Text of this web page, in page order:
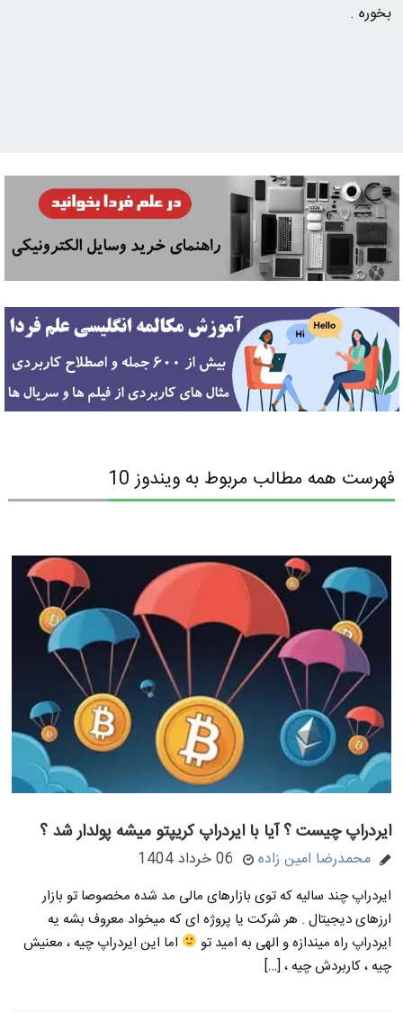
بخوره .
فهرست همه مطالب مربوط به ویندوز 10
ایردراپ چیست ؟ آیا با ایردراپ کریپتو میشه پولدار شد ؟
محمدرضا امین زاده 06 خرداد 1404
ایردراپ چند سالیه که توی بازارهای مالی مد شده مخصوصا تو بازار
ارزهای دیجیتال . هر شرکت یا پروژه ای که میخواد معروف بشه یه
ایردراپ راه میندازه و الهی به امید تو
اما این ایردراپ چیه ، معنیش
چیه ، کاربردش چیه ، […]